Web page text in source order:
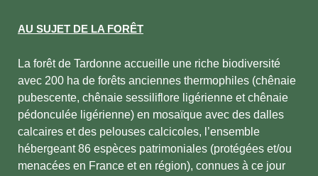
AU SUJET DE LA FORÊT
La forêt de Tardonne accueille une riche biodiversité
avec 200 ha de forêts anciennes thermophiles (chênaie
pubescente, chênaie sessiliflore ligérienne et chênaie
pédonculée ligérienne) en mosaïque avec des dalles
calcaires et des pelouses calcicoles, l’ensemble
hébergeant 86 espèces patrimoniales (protégées et/ou
menacées en France et en région), connues à ce jour